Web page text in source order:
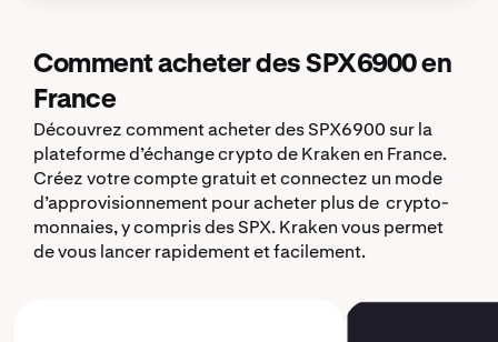
Comment acheter des SPX6900 en
France
Découvrez comment acheter des SPX6900 sur la
plateforme d’échange crypto de Kraken en France.
Créez votre compte gratuit et connectez un mode
d’approvisionnement pour acheter plus de crypto-
monnaies, y compris des SPX. Kraken vous permet
de vous lancer rapidement et facilement.